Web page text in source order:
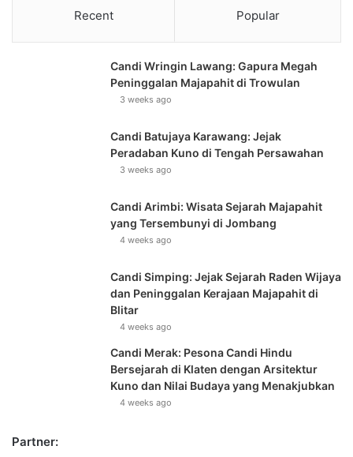
Recent Popular
Candi Wringin Lawang: Gapura Megah
Peninggalan Majapahit di Trowulan
3 weeks ago
Candi Batujaya Karawang: Jejak
Peradaban Kuno di Tengah Persawahan
3 weeks ago
Candi Arimbi: Wisata Sejarah Majapahit
yang Tersembunyi di Jombang
4 weeks ago
Candi Simping: Jejak Sejarah Raden Wijaya
dan Peninggalan Kerajaan Majapahit di
Blitar
4 weeks ago
Candi Merak: Pesona Candi Hindu
Bersejarah di Klaten dengan Arsitektur
Kuno dan Nilai Budaya yang Menakjubkan
4 weeks ago
Partner: